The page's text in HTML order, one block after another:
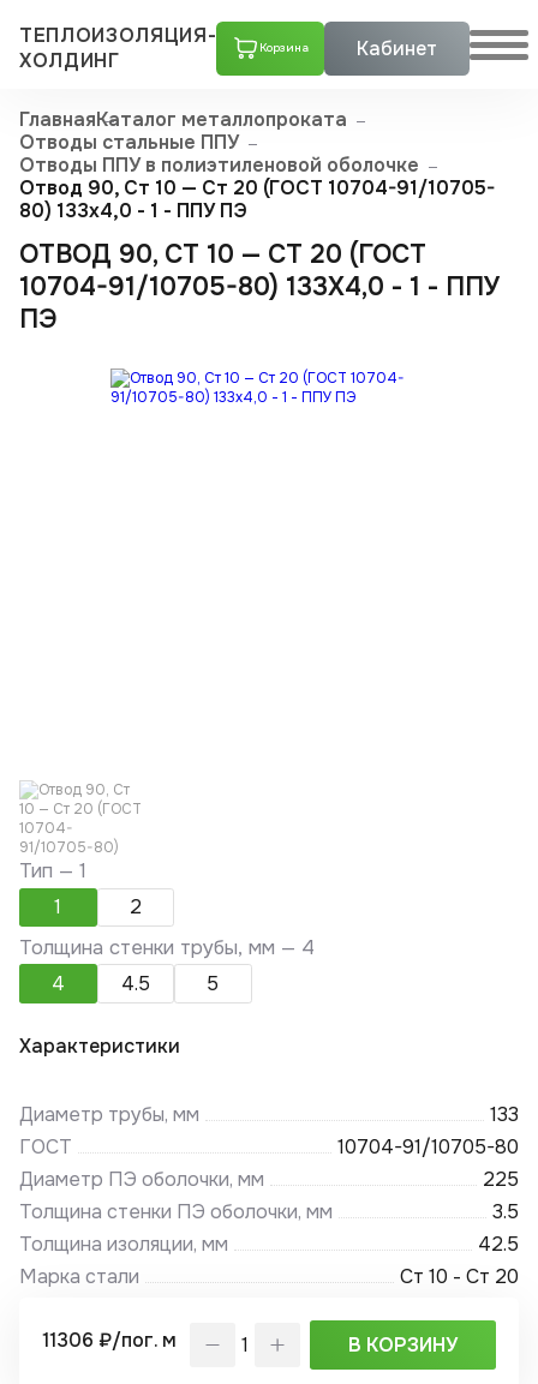
ТЕПЛОИЗОЛЯЦИЯ-
ХОЛДИНГ
Корзина Кабинет
ГлавнаяКаталог металлопроката
Отводы стальные ППУ
Отводы ППУ в полиэтиленовой оболочке
Отвод 90, Ст 10 — Ст 20 (ГОСТ 10704-91/10705-
80) 133x4,0 - 1 - ППУ ПЭ
ОТВОД 90, СТ 10 — СТ 20 (ГОСТ
10704-91/10705-80) 133X4,0 - 1 - ППУ
ПЭ
Тип —1
1
2
Толщина стенки трубы, мм — 4
4
4.5 5
Характеристики
Диаметр трубы, мм
133
ГОСТ
10704-91/10705-80
Диаметр ПЭ оболочки, мм
225
Толщина стенки ПЭ оболочки, мм
3.5
Толщина изоляции, мм
42.5
Марка стали
Ст 10 - Ст 20
11306 ₽/пог. м В КОРЗИНУ